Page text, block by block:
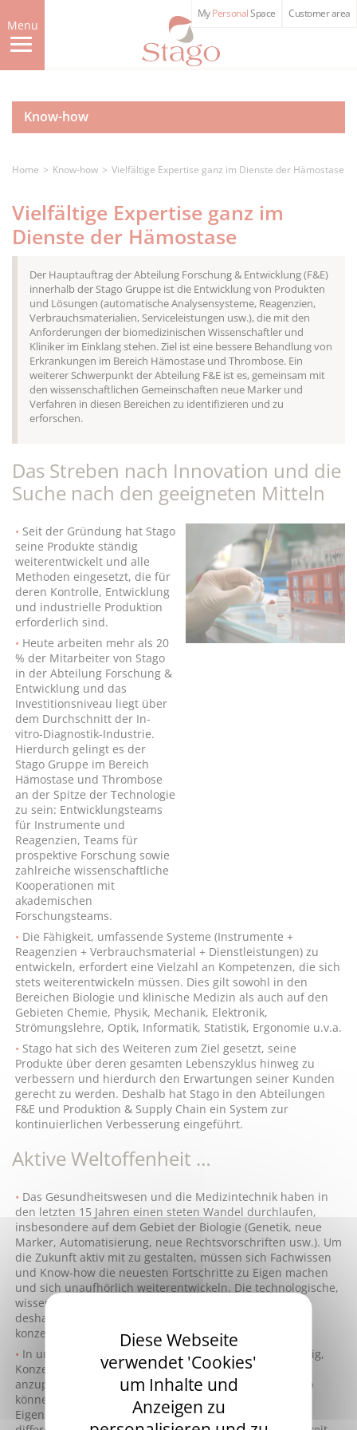
to
main
content
Menu
MyPersonalSpace Customer area
Know-how
Home Know-how Vielfältige Expertise ganz im Dienste der Hämostase
Vielfältige Expertise ganz im
Dienste der Hämostase
Der Hauptauftrag der Abteilung Forschung & Entwicklung (F&E)
innerhalb der Stago Gruppe ist die Entwicklung von Produkten
und Lösungen (automatische Analysensysteme, Reagenzien,
Verbrauchsmaterialien, Serviceleistungen usw.), die mit den
Anforderungen der biomedizinischen Wissenschaftler und
Kliniker im Einklang stehen. Ziel ist eine bessere Behandlung von
Erkrankungen im Bereich Hämostase und Thrombose. Ein
weiterer Schwerpunkt der Abteilung F&E ist es, gemeinsam mit
den wissenschaftlichen Gemeinschaften neue Marker und
Verfahren in diesen Bereichen zu identifizieren und zu
erforschen.
Das Streben nach Innovation und die
Suche nach den geeigneten Mitteln
Seit der Gründung hat Stago
seine Produkte ständig
weiterentwickelt und alle
Methoden eingesetzt, die für
deren Kontrolle, Entwicklung
und industrielle Produktion
erforderlich sind.
Heute arbeiten mehr als 20
% der Mitarbeiter von Stago
in der Abteilung Forschung &
Entwicklung und das
Investitionsniveau liegt über
dem Durchschnitt der In-
vitro-Diagnostik-Industrie.
Hierdurch gelingt es der
Stago Gruppe im Bereich
Hämostase und Thrombose
an der Spitze der Technologie
zu sein: Entwicklungsteams
für Instrumente und
Reagenzien, Teams für
prospektive Forschung sowie
zahlreiche wissenschaftliche
Kooperationen mit
akademischen
Forschungsteams.
Die Fähigkeit, umfassende Systeme (Instrumente +
Reagenzien + Verbrauchsmaterial + Dienstleistungen) zu
entwickeln, erfordert eine Vielzahl an Kompetenzen, die sich
stets weiterentwickeln müssen. Dies gilt sowohl in den
Bereichen Biologie und klinische Medizin als auch auf den
Gebieten Chemie, Physik, Mechanik, Elektronik,
Strömungslehre, Optik, Informatik, Statistik, Ergonomie u.v.a.
Stago hat sich des Weiteren zum Ziel gesetzt, seine
Produkte über deren gesamten Lebenszyklus hinweg zu
verbessern und hierdurch den Erwartungen seiner Kunden
gerecht zu werden. Deshalb hat Stago in den Abteilungen
F&E und Produktion & Supply Chain ein System zur
kontinuierlichen Verbesserung eingeführt.
Aktive Weltoffenheit …
Das Gesundheitswesen und die Medizintechnik haben in
den letzten 15 Jahren einen steten Wandel durchlaufen,
insbesondere auf dem Gebiet der Biologie (Genetik, neue
Marker, Automatisierung, neue Rechtsvorschriften usw.). Um
die Zukunft aktiv mit zu gestalten, müssen sich Fachwissen
und Know-how die neuesten Fortschritte zu Eigen machen
und sich unaufhörlich weiterentwickeln. Die technologische,
wissenschaftliche und medizinische Früherkennung ist
deshalb unverzichtbar, um diese neuen Kenntnisse
konzernintern zu verinnerlichen und zu vertiefen.
In unserem Tätigkeitsbereich ist es beispielsweise nötig,
Konzepte und Technologien aus anderen Gebieten
anzupassen, zu übertragen und weiterzuentwickeln. So
können wir unsere Produkte mit Funktionen und
Eigenschaften ausstatten, die sich entscheidend
Diese Webseite
verwendet 'Cookies'
um Inhalte und
Anzeigen zu